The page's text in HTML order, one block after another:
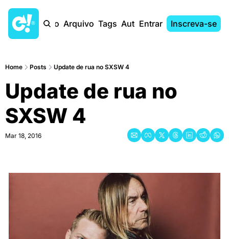
Início Arquivo Tags AutoresEntrar Inscreva-se
Home Posts Update de rua no SXSW 4
Update de rua no
SXSW 4
Mar 18, 2016